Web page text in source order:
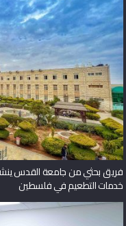
فريق بحثي من جامعة القدس
خدمات التطعيم في فلسطين